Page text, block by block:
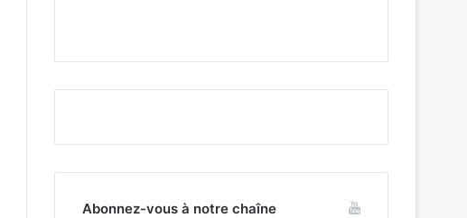
Abonnez-vous à notre chaîne